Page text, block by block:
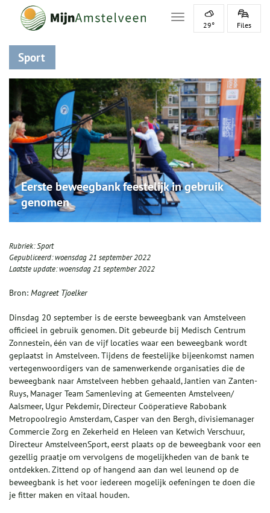
Toggle navigation
29° Files
Sport
Eerste beweegbank feestelijk in gebruik
genomen
Rubriek:Sport
Gepubliceerd:woensdag 21 september 2022
Laatste update:woensdag 21 september 2022
Bron: Magreet Tjoelker
Dinsdag 20 september is de eerste beweegbank van Amstelveen
officieel in gebruik genomen. Dit gebeurde bij Medisch Centrum
Zonnestein, één van de vijf locaties waar een beweegbank wordt
geplaatst in Amstelveen. Tijdens de feestelijke bijeenkomst namen
vertegenwoordigers van de samenwerkende organisaties die de
beweegbank naar Amstelveen hebben gehaald, Jantien van Zanten-
Ruys, Manager Team Samenleving at Gemeenten Amstelveen/
Aalsmeer, Ugur Pekdemir, Directeur Coöperatieve Rabobank
Metropoolregio Amsterdam, Casper van den Bergh, divisiemanager
Commercie Zorg en Zekerheid en Heleen van Ketwich Verschuur,
Directeur AmstelveenSport, eerst plaats op de beweegbank voor een
gezellig praatje om vervolgens de mogelijkheden van de bank te
ontdekken. Zittend op of hangend aan dan wel leunend op de
beweegbank is het voor iedereen mogelijk oefeningen te doen die
je fitter maken en vitaal houden.